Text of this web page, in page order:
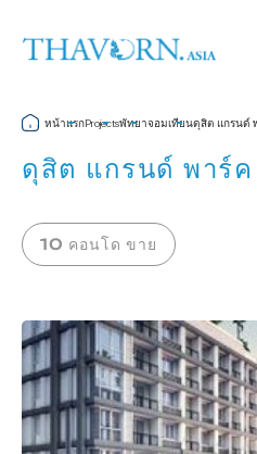
หน้าแรกProjectsพัทยาจอมเทียนดุสิต แกรนด์
ดุสิต แกรนด์ พาร์
10 คอนโด ขาย